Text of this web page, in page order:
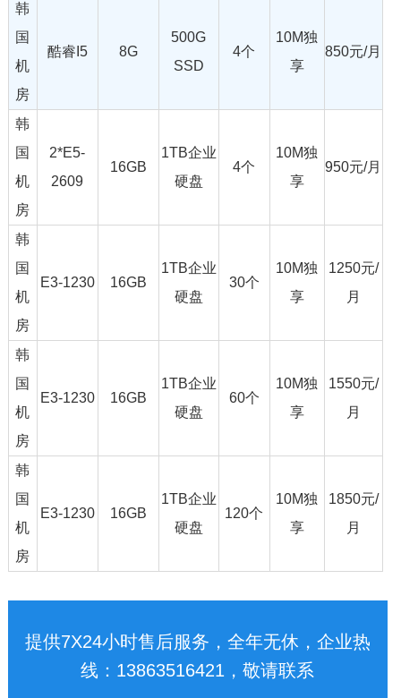
韩
国
机
房
酷睿I5 8G
500G
SSD
4个
10M独
享
850元/月
韩
国
机
房
2*E5-
2609
16GB
1TB企业
硬盘
4个
10M独
享
950元/月
韩
国
机
房
E3-1230 16GB
1TB企业
硬盘
30个
10M独
享
1250元/
月
韩
国
机
房
E3-1230 16GB
1TB企业
硬盘
60个
10M独
享
1550元/
月
韩
国
机
房
E3-1230 16GB
1TB企业
硬盘
120个
10M独
享
1850元/
月
提供7X24小时售后服务，全年无休，企业热
线：13863516421，敬请联系